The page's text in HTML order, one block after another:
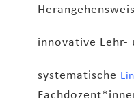
innovative Lehr-
systematische